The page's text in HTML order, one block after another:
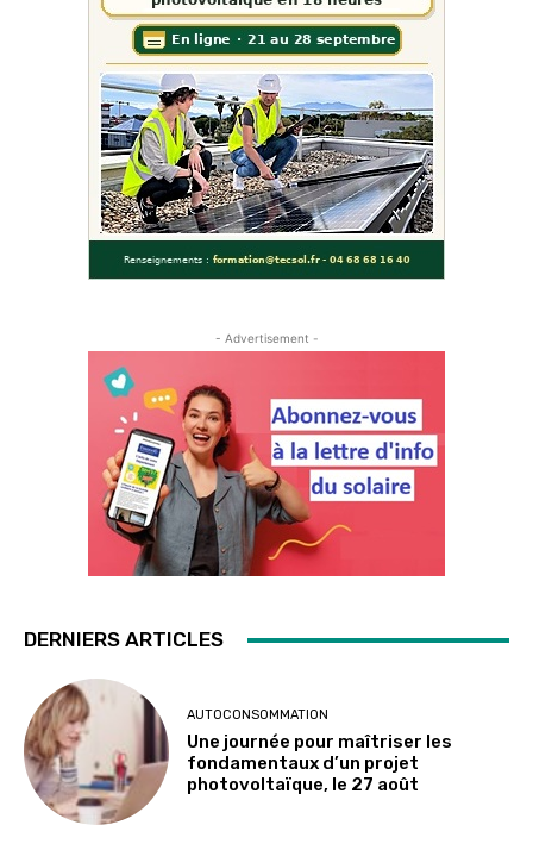
- Advertisement -
DERNIERS ARTICLES
AUTOCONSOMMATION
Une journée pour maîtriser les
fondamentaux d’un projet
photovoltaïque, le 27 août